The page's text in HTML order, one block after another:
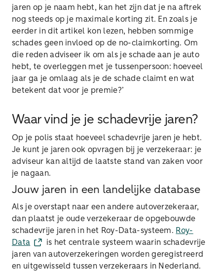
jaren op je naam hebt, kan het zijn dat je na aftrek
nog steeds op je maximale korting zit. En zoals je
eerder in dit artikel kon lezen, hebben sommige
schades geen invloed op de no-claimkorting. Om
die reden adviseer ik om als je schade aan je auto
hebt, te overleggen met je tussenpersoon: hoeveel
jaar ga je omlaag als je de schade claimt en wat
betekent dat voor je premie?’
Waar vind je je schadevrije jaren?
Op je polis staat hoeveel schadevrije jaren je hebt.
Je kunt je jaren ook opvragen bij je verzekeraar: je
adviseur kan altijd de laatste stand van zaken voor
je nagaan.
Jouw jaren in een landelijke database
Als je overstapt naar een andere autoverzekeraar,
dan plaatst je oude verzekeraar de opgebouwde
schadevrije jaren in het Roy-Data-systeem. Roy-
Data
is het centrale systeem waarin schadevrije
jaren van autoverzekeringen worden geregistreerd
en uitgewisseld tussen verzekeraars in Nederland.